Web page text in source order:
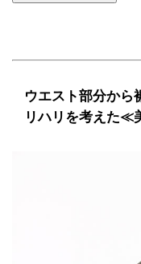
ウエスト部分から
リハリを考えた≪